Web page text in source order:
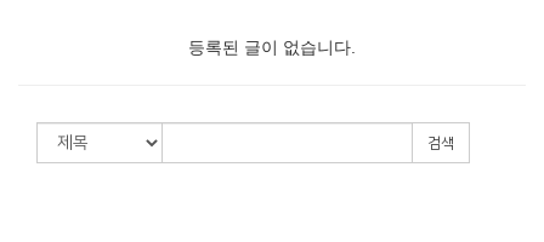
등록된 글이 없습니다.
검색